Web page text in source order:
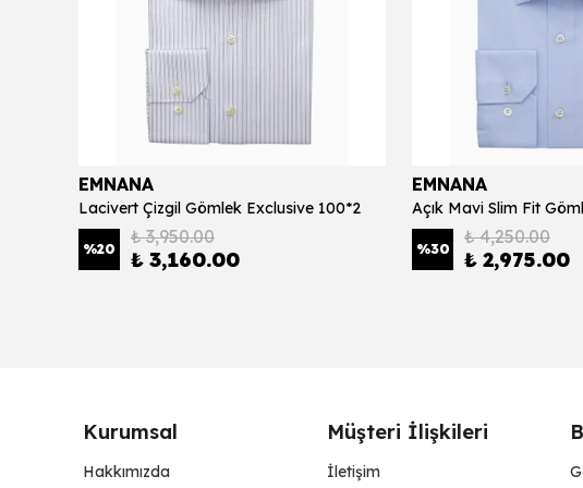
EMNANA
Lacivert Çizgil Gömlek Exclusive 100*2
%20
₺ 3,950.00
₺ 3,160.00
EMNANA
Açık Mavi Slim Fit
%30
₺ 4,250.00
₺ 2,975.00
Kurumsal
Hakkımızda
Müşteri İlişkileri
İletişim